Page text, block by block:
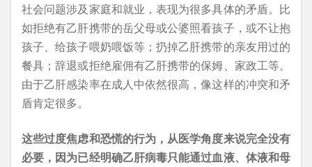
社会问题涉及家庭和就业，表现为很多具体的矛盾。比
如拒绝有乙肝携带的岳父母或公婆照看孩子，或不让抱
孩子、给孩子喂奶喂饭等；扔掉乙肝携带的亲友用过的
餐具；辞退或拒绝雇佣有乙肝携带的保姆、家政工等。
由于乙肝感染率在成人中依然很高，像这样的冲突和矛
盾肯定很多。
这些过度焦虑和恐慌的行为，从医学角度来说完全没有
必要，因为已经明确乙肝病毒只能通过血液、体液和母